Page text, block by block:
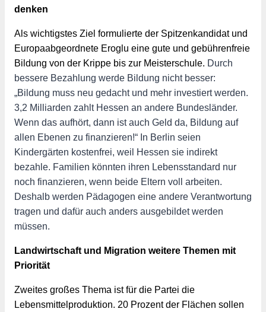
denken
Als wichtigstes Ziel formulierte der Spitzenkandidat und
Europaabgeordnete Eroglu eine gute und gebührenfreie
Bildung von der Krippe bis zur Meisterschule. Durch
bessere Bezahlung werde Bildung nicht besser:
„Bildung muss neu gedacht und mehr investiert werden.
3,2 Milliarden zahlt Hessen an andere Bundesländer.
Wenn das aufhört, dann ist auch Geld da, Bildung auf
allen Ebenen zu finanzieren!“ In Berlin seien
Kindergärten kostenfrei, weil Hessen sie indirekt
bezahle. Familien könnten ihren Lebensstandard nur
noch finanzieren, wenn beide Eltern voll arbeiten.
Deshalb werden Pädagogen eine andere Verantwortung
tragen und dafür auch anders ausgebildet werden
müssen.
Landwirtschaft und Migration weitere Themen mit
Priorität
Zweites großes Thema ist für die Partei die
Lebensmittelproduktion. 20 Prozent der Flächen sollen